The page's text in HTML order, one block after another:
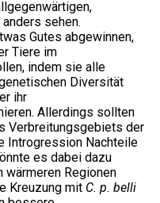
sehen.
Gutes abgewinnen,
Tiere im
indem sie alle
Diversität
ihr
Allerdings sollten
Verbreitungsgebiets der
Introgression Nachteile
es dabei dazu
wärmeren Regionen
Kreuzung mit C. p. belli